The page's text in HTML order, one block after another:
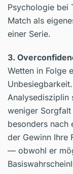
Psychologie bei
Match als
einer Serie.
3.
Wetten in Folge
Analysedisziplin
weniger
besonders nach
der Gewinn Ihre
— obwohl er